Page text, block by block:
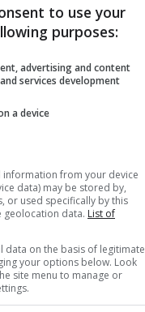
la
al 31
variazioni
31
nei primi
2024 né
né
to use your
purposes:
advertising and content
services development
a device
from your device
data) may be stored by,
or used specifically by this
geolocation data. List of
data on the basis of legitimate
your options below. Look
site menu to manage or